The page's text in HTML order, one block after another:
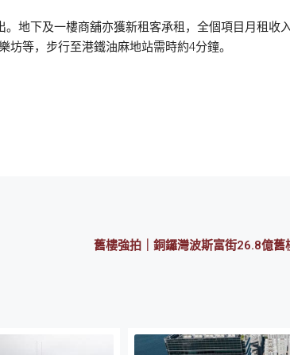
地下及一樓商舖亦獲新租客承租，全個項目月租收
等，步行至港鐵油麻地站需時約4分鐘。
舊樓強拍｜銅鑼灣波斯富街26.8億舊